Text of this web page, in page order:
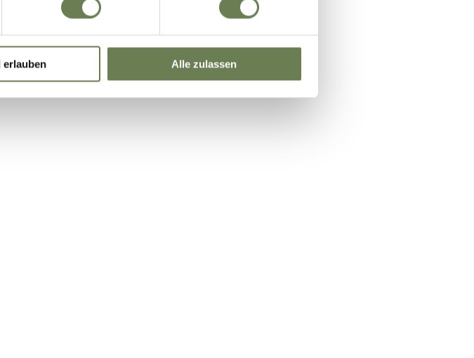
noch Betroffenenrechte durchsetzbar sein können. Unter
erlauben Alle zulassen